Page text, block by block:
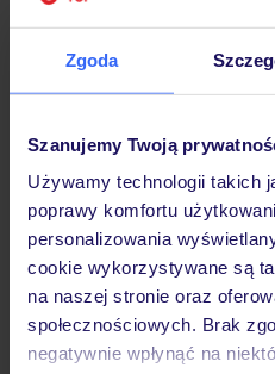
Zgoda
Szanujemy Twoją
Używamy technologii takich
poprawy komfortu
personalizowania
cookie wykorzystywane są
na naszej stronie oraz
społecznościowych. Brak
negatywnie wpłynąć na
Hotel
Opinie